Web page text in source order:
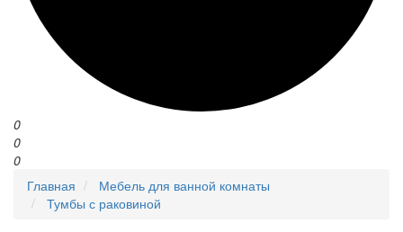
0
0
0
Главная
Мебель для ванной комнаты
Тумбы с раковиной